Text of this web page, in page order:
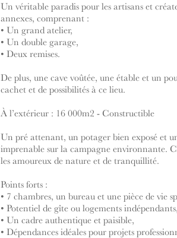
Un véritable paradis pour les artisans et
annexes, comprenant :
• Un grand atelier,
• Un double garage,
• Deux remises.
De plus, une cave voûtée, une étable et un
cachet et de possibilités à ce lieu.
À l’extérieur : 16 000m2 - Constructible
Un pré attenant, un potager bien exposé et
imprenable sur la campagne environnante.
les amoureux de nature et de tranquillité.
Points forts :
• 7 chambres, un bureau et une pièce de vie
• Potentiel de gîte ou logements indépendants,
• Un cadre authentique et paisible,
• Dépendances idéales pour projets